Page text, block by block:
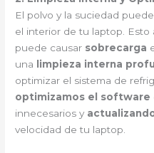
El polvo y la suciedad
el interior de tu laptop. Esto
puede causar sobrecarga
una
limpieza interna
optimizar el sistema de
optimizamos el software
innecesarios y
velocidad de tu laptop.